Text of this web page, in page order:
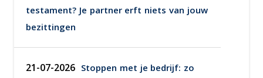
testament? Je partner erft niets van jouw
bezittingen
21-07-2026 Stoppen met je bedrijf: zo